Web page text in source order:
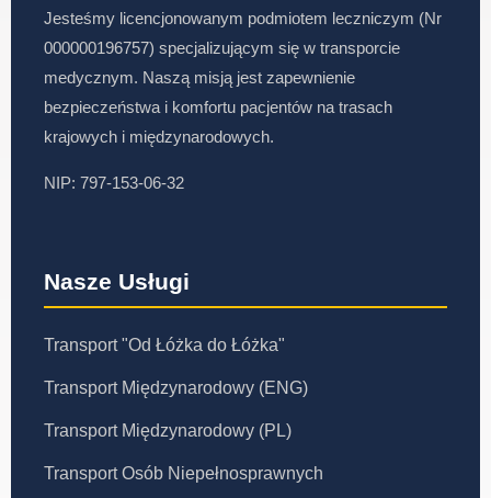
Jesteśmy licencjonowanym podmiotem leczniczym (Nr
000000196757) specjalizującym się w transporcie
medycznym. Naszą misją jest zapewnienie
bezpieczeństwa i komfortu pacjentów na trasach
krajowych i międzynarodowych.
NIP: 797-153-06-32
Nasze Usługi
Transport "Od Łóżka do Łóżka"
Transport Międzynarodowy (ENG)
Transport Międzynarodowy (PL)
Transport Osób Niepełnosprawnych